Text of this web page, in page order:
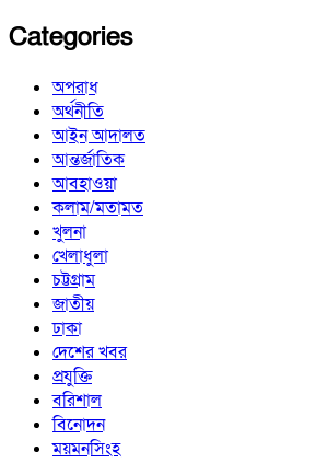
Categories
অপরাধ
অর্থনীতি
আইন আদালত
আন্তর্জাতিক
আবহাওয়া
কলাম/মতামত
খুলনা
খেলাধুলা
চট্টগ্রাম
জাতীয়
ঢাকা
দেশের খবর
প্রযুক্তি
বরিশাল
বিনোদন
ময়মনসিংহ